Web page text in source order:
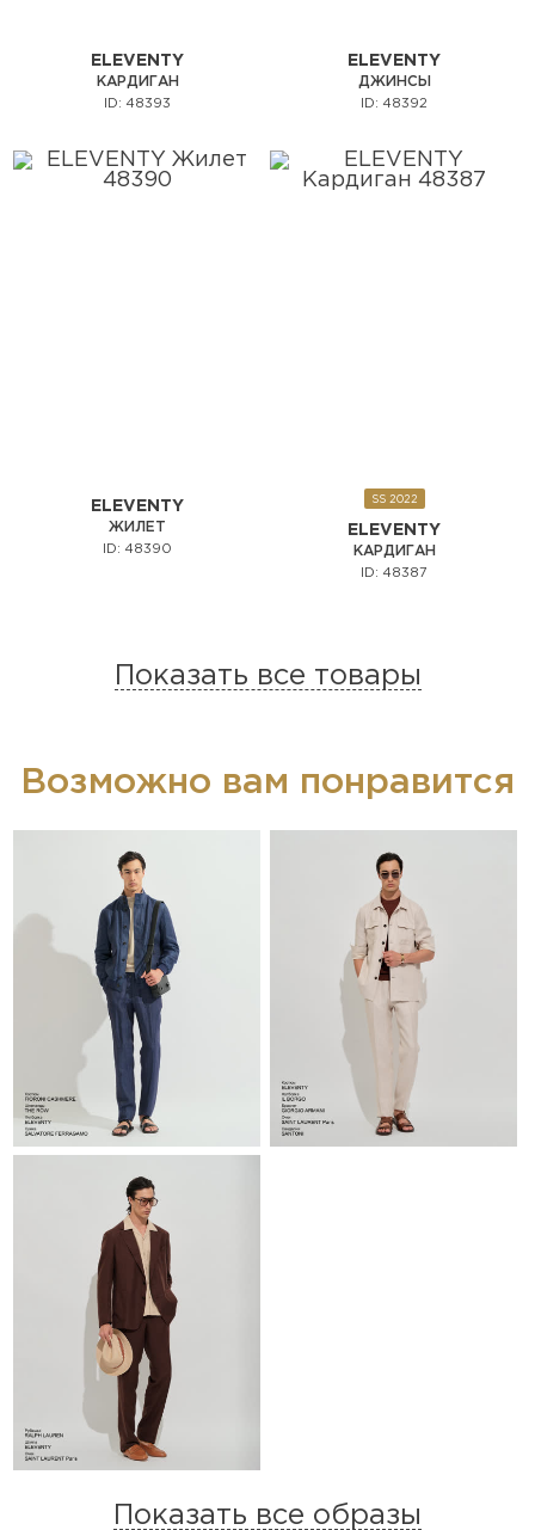
ELEVENTY
КАРДИГАН
ID: 48393
ELEVENTY
ДЖИНСЫ
ID: 48392
ELEVENTY
ЖИЛЕТ
ID: 48390
SS 2022
ELEVENTY
КАРДИГАН
ID: 48387
Показать все товары
Возможно вам понравится
Показать все образы